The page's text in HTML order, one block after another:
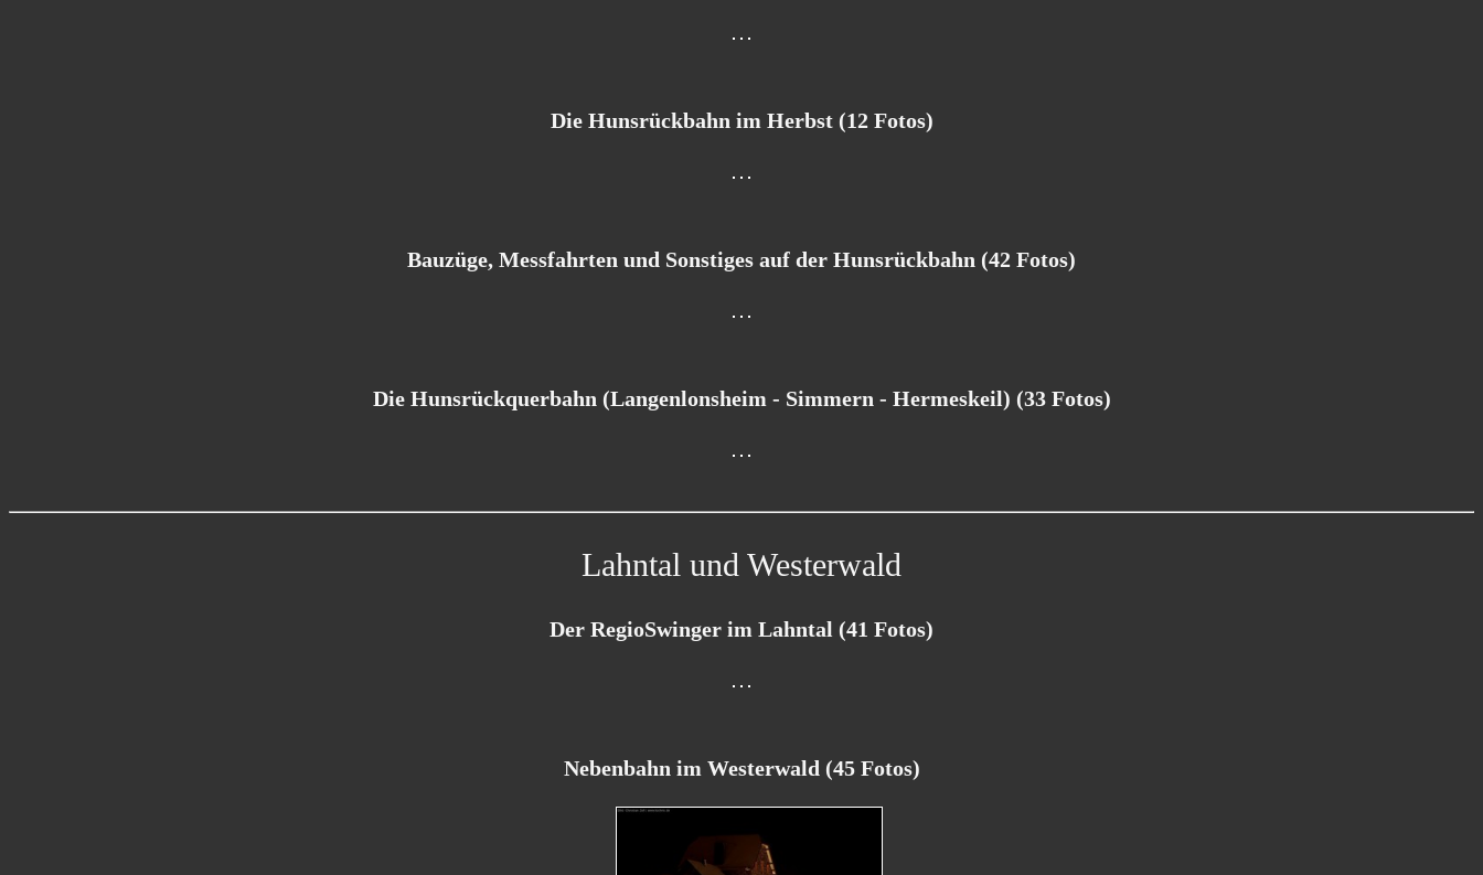
Die Hunsrückbahn im Herbst (12 Fotos)
Bauzüge, Messfahrten und Sonstiges auf der Hunsrückbahn (42 Fotos)
Die Hunsrückquerbahn (Langenlonsheim - Simmern - Hermeskeil) (33 Fotos)
Lahntal und Westerwald
Der RegioSwinger im Lahntal (41 Fotos)
Nebenbahn im Westerwald (45 Fotos)